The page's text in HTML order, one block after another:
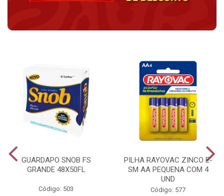
GUARDAPO SNOB FS
GRANDE 48X50FL
Código: 503
PILHA RAYOVAC ZINCO E-
SM AA PEQUENA COM 4
UND
Código: 577